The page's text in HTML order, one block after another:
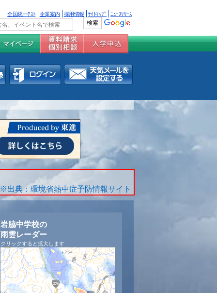
全国統一ﾃｽﾄ 企業案内 採用情報 ｻｲﾄﾏｯﾌﾟ ﾆｭｰｽﾘﾘｰｽ
※出典：環境省熱中症予防情報サイト
岩脇中学校の
雨雲レーダー
クリックすると拡大します